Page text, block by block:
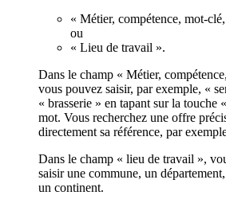
« Métier, compétence, mot-
ou
« Lieu de travail ».
Dans le champ « Métier,
vous pouvez saisir, par exemple, «
« brasserie » en tapant sur la touche
mot. Vous recherchez une offre
directement sa référence, par
Dans le champ « lieu de travail »,
saisir une commune, un
un continent.